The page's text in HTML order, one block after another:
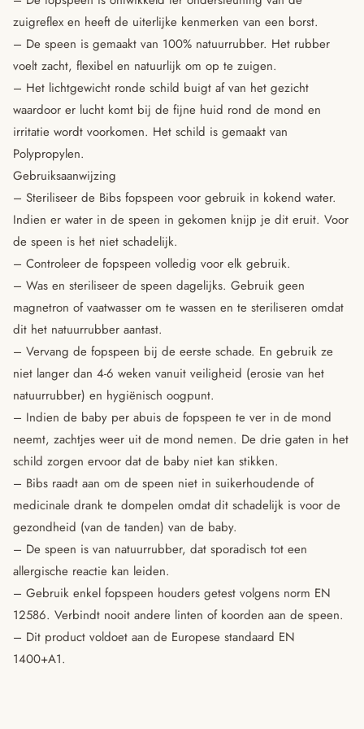
zuigreflex en heeft de uiterlijke kenmerken van een borst.
– De speen is gemaakt van 100% natuurrubber. Het rubber
voelt zacht, flexibel en natuurlijk om op te zuigen.
– Het lichtgewicht ronde schild buigt af van het gezicht
waardoor er lucht komt bij de fijne huid rond de mond en
irritatie wordt voorkomen. Het schild is gemaakt van
Polypropylen.
Gebruiksaanwijzing
– Steriliseer de Bibs fopspeen voor gebruik in kokend water.
Indien er water in de speen in gekomen knijp je dit eruit. Voor
de speen is het niet schadelijk.
– Controleer de fopspeen volledig voor elk gebruik.
– Was en steriliseer de speen dagelijks. Gebruik geen
magnetron of vaatwasser om te wassen en te steriliseren omdat
dit het natuurrubber aantast.
– Vervang de fopspeen bij de eerste schade. En gebruik ze
niet langer dan 4-6 weken vanuit veiligheid (erosie van het
natuurrubber) en hygiënisch oogpunt.
– Indien de baby per abuis de fopspeen te ver in de mond
neemt, zachtjes weer uit de mond nemen. De drie gaten in het
schild zorgen ervoor dat de baby niet kan stikken.
– Bibs raadt aan om de speen niet in suikerhoudende of
medicinale drank te dompelen omdat dit schadelijk is voor de
gezondheid (van de tanden) van de baby.
– De speen is van natuurrubber, dat sporadisch tot een
allergische reactie kan leiden.
– Gebruik enkel fopspeen houders getest volgens norm EN
12586. Verbindt nooit andere linten of koorden aan de speen.
– Dit product voldoet aan de Europese standaard EN
1400+A1.